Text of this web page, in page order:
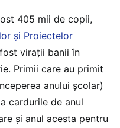
405 mii de copii,
și Proiectelor
virații banii în
Primii care au primit
anului școlar)
cardurile de anul
și anul acesta pentru